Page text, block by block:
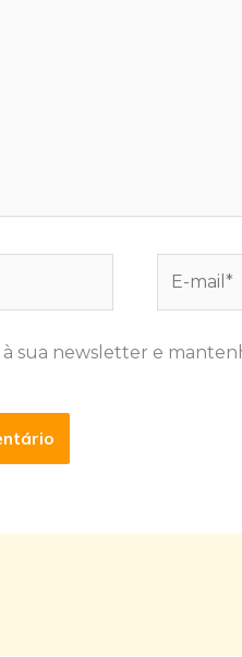
mail*
sua newsletter e